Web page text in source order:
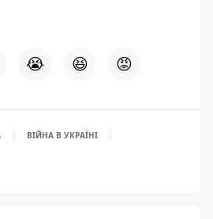
😭 😆 😡
ВІЙНА В УКРАЇНІ